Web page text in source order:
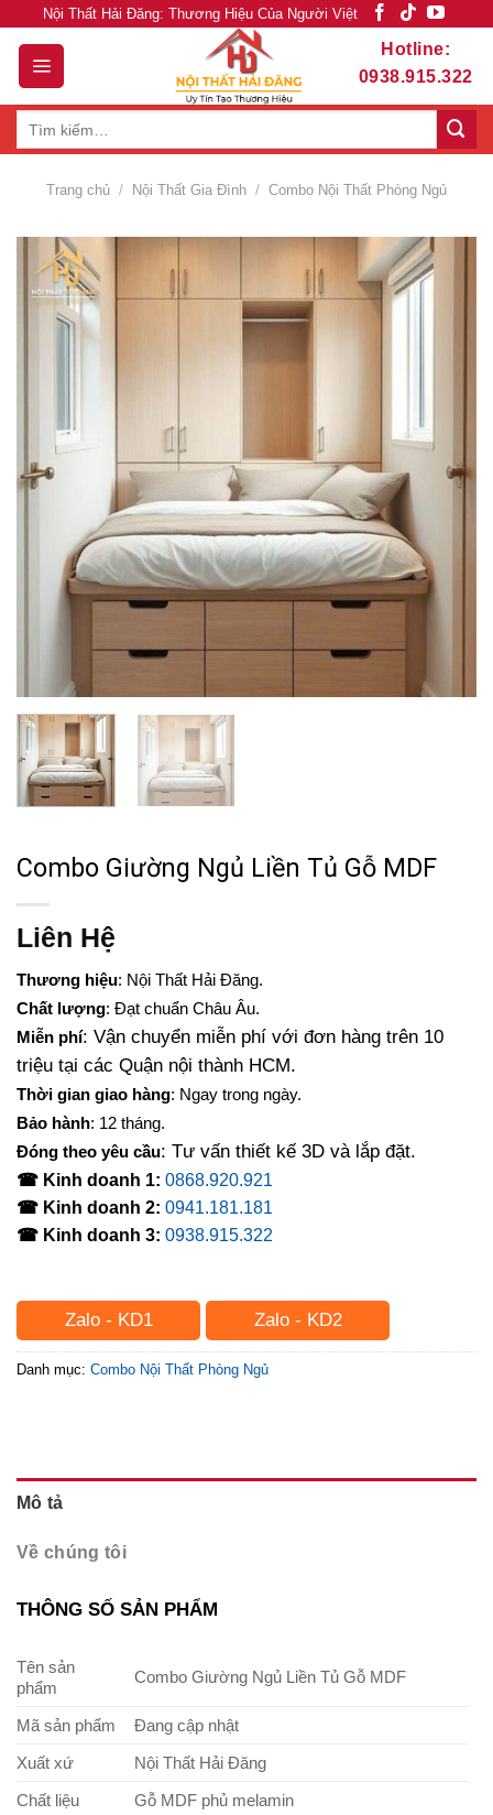
content
Nội Thất Hải Đăng: Thương Hiệu Của Người Việt
Hotline:
0938.915.322
Trang chủ / Nội Thất Gia Đình / Combo Nội Thất Phòng Ngủ
Combo Giường Ngủ Liền Tủ Gỗ MDF
Liên Hệ
Thương hiệu: Nội Thất Hải Đăng.
Chất lượng: Đạt chuẩn Châu Âu.
Miễn phí: Vận chuyển miễn phí với đơn hàng trên 10
triệu tại các Quận nội thành HCM.
Thời gian giao hàng: Ngay trong ngày.
Bảo hành: 12 tháng.
Đóng theo yêu cầu: Tư vấn thiết kế 3D và lắp đặt.
☎ Kinh doanh 1: 0868.920.921
☎ Kinh doanh 2: 0941.181.181
☎ Kinh doanh 3: 0938.915.322
Zalo - KD1 Zalo - KD2
Danh mục: Combo Nội Thất Phòng Ngủ
Mô tả
Về chúng tôi
THÔNG SỐ SẢN PHẨM
Tên sản
phẩm
Combo Giường Ngủ Liền Tủ Gỗ MDF
Mã sản phẩm
Đang cập nhật
Xuất xứ
Nội Thất Hải Đăng
Chất liệu
Gỗ MDF phủ melamin